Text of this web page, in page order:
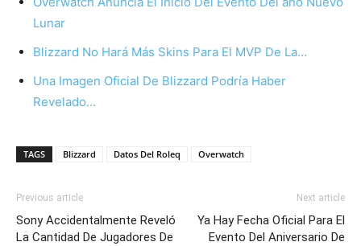
Lunar
Blizzard No Hará Más Skins Para El MVP De La…
Una Imagen Oficial De Blizzard Podría Haber
Revelado…
TAGS Blizzard Datos Del Roleq Overwatch
Previous article
Sony Accidentalmente Reveló
La Cantidad De Jugadores De
Next article
Ya Hay Fecha Oficial Para El
Evento Del Aniversario De